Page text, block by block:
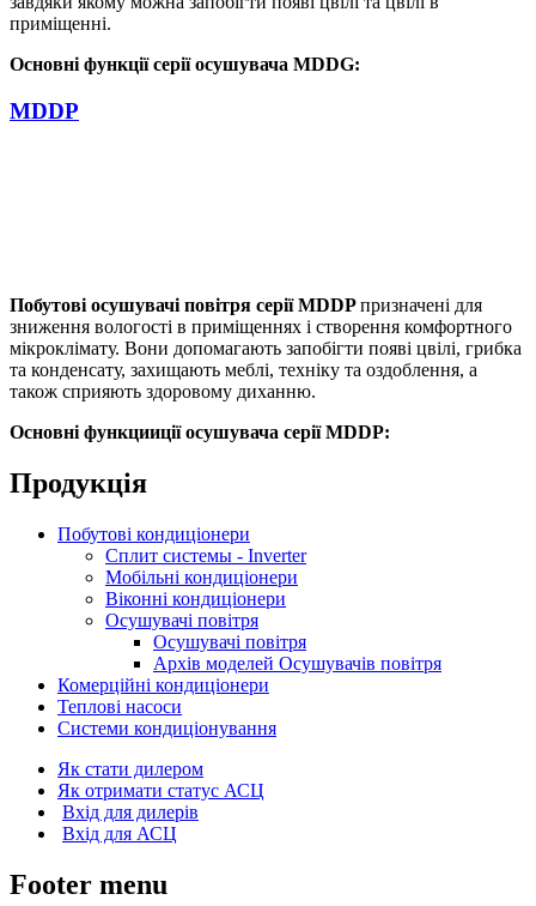
приміщенні.
Основні функції серії осушувача MDDG:
MDDP
Побутові осушувачі повітря серії MDDPпризначені для
зниження вологості в приміщеннях і створення комфортного
мікроклімату. Вони допомагають запобігти появі цвілі, грибка
та конденсату, захищають меблі, техніку та оздоблення, а
також сприяють здоровому диханню.
Основні функцииції осушувача серії MDDP:
Продукція
Побутові кондиціонери
Сплит системы - Inverter
Мобільні кондиціонери
Віконні кондиціонери
Осушувачі повітря
Осушувачі повітря
Архів моделей Осушувачів повітря
Комерційні кондиціонери
Теплові насоси
Cистеми кондиціонування
Як стати дилером
Як отримати статус АСЦ
Вхід для дилерів
Вхід для АСЦ
Footer menu